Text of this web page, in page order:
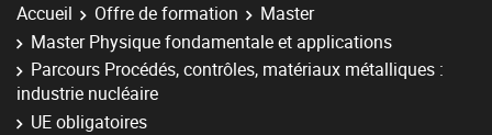
Accueil Offre de formation
Master
Master Physique fondamentale et applications
Parcours Procédés, contrôles, matériaux métalliques :
industrie nucléaire
UE obligatoires